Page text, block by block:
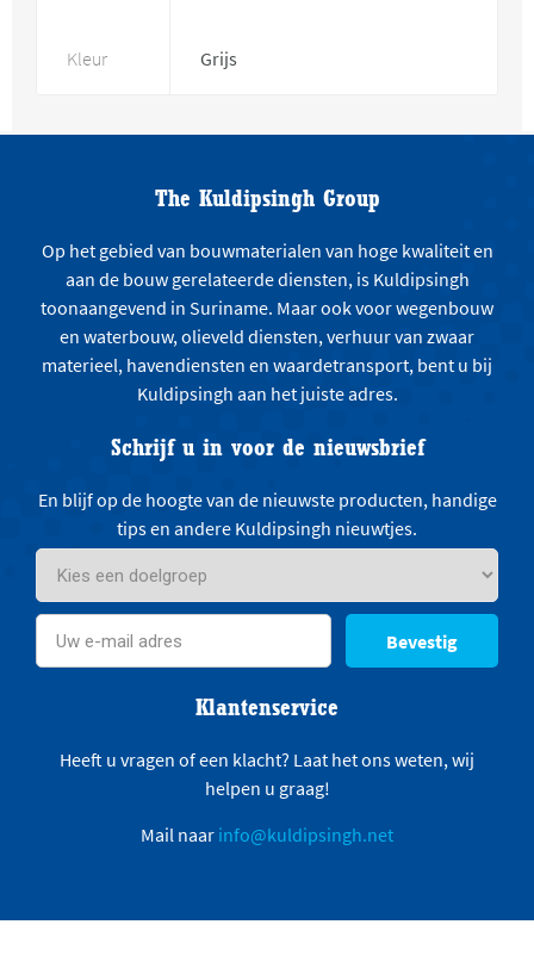
Kleur Grijs
The Kuldipsingh Group
Op het gebied van bouwmaterialen van hoge kwaliteit en
aan de bouw gerelateerde diensten, is Kuldipsingh
toonaangevend in Suriname. Maar ook voor wegenbouw
en waterbouw, olieveld diensten, verhuur van zwaar
materieel, havendiensten en waardetransport, bent u bij
Kuldipsingh aan het juiste adres.
Schrijf u in voor de nieuwsbrief
En blijf op de hoogte van de nieuwste producten, handige
tips en andere Kuldipsingh nieuwtjes.
Bevestig
Klantenservice
Heeft u vragen of een klacht? Laat het ons weten, wij
helpen u graag!
Mail naar info@kuldipsingh.net